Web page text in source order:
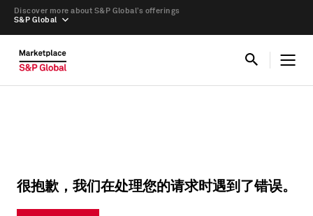
S&P Global
Discover more about S&P Global’s offerings
很抱歉，我们在处理您的请求时遇到了错误。